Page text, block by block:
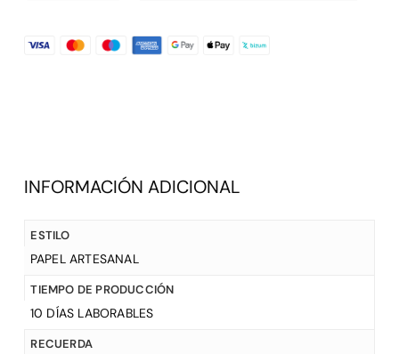
INFORMACIÓN ADICIONAL
ESTILO
PAPEL ARTESANAL
TIEMPO DE PRODUCCIÓN
10 DÍAS LABORABLES
RECUERDA